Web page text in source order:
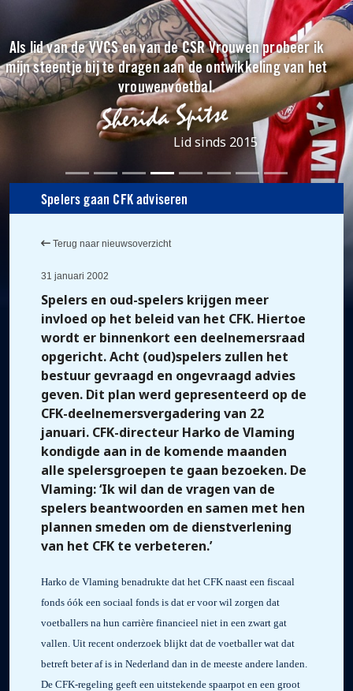
Als lid van de VVCS en van de CSR Vrouwen probeer ik
mijn steentje bij te dragen aan de ontwikkeling van het
vrouwenvoetbal.
Lid sinds 2015
Spelers gaan CFK adviseren
Terug naar nieuwsoverzicht
31 januari 2002
Spelers en oud-spelers krijgen meer
invloed op het beleid van het CFK. Hiertoe
wordt er binnenkort een deelnemersraad
opgericht. Acht (oud)spelers zullen het
bestuur gevraagd en ongevraagd advies
geven. Dit plan werd gepresenteerd op de
CFK-deelnemersvergadering van 22
januari. CFK-directeur Harko de Vlaming
kondigde aan in de komende maanden
alle spelersgroepen te gaan bezoeken. De
Vlaming: ‘Ik wil dan de vragen van de
spelers beantwoorden en samen met hen
plannen smeden om de dienstverlening
van het CFK te verbeteren.’
Harko de Vlaming benadrukte dat het CFK naast een fiscaal
fonds óók een sociaal fonds is dat er voor wil zorgen dat
voetballers na hun carrière financieel niet in een zwart gat
vallen. Uit recent onderzoek blijkt dat de voetballer wat dat
betreft beter af is in Nederland dan in de meeste andere landen.
De CFK-regeling geeft een uitstekende spaarpot en een groot